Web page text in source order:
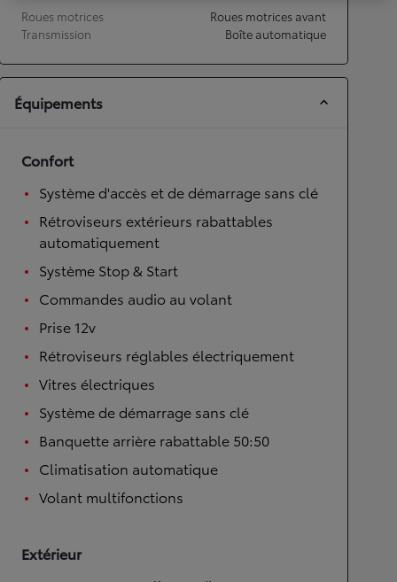
Roues motrices
Roues motrices avant
Transmission
Boîte automatique
Équipements
Confort
Système d'accès et de démarrage sans clé
Rétroviseurs extérieurs rabattables
automatiquement
Système Stop & Start
Commandes audio au volant
Prise 12v
Rétroviseurs réglables électriquement
Vitres électriques
Système de démarrage sans clé
Banquette arrière rabattable 50:50
Climatisation automatique
Volant multifonctions
Extérieur